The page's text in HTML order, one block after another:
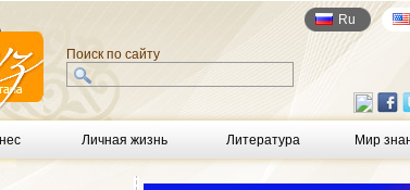
Ru
Поиск по сайту
Личная жизнь Литература Мир